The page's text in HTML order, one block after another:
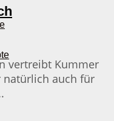
vertreibt Kummer
natürlich auch für